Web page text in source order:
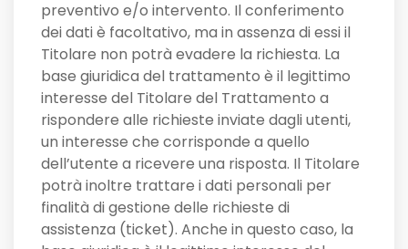
preventivo e/o intervento. Il conferimento
dei dati è facoltativo, ma in assenza di essi il
Titolare non potrà evadere la richiesta. La
base giuridica del trattamento è il legittimo
interesse del Titolare del Trattamento a
rispondere alle richieste inviate dagli utenti,
un interesse che corrisponde a quello
dell’utente a ricevere una risposta. Il Titolare
potrà inoltre trattare i dati personali per
finalità di gestione delle richieste di
assistenza (ticket). Anche in questo caso, la